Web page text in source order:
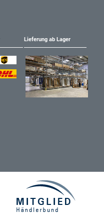
Lieferung ab Lager